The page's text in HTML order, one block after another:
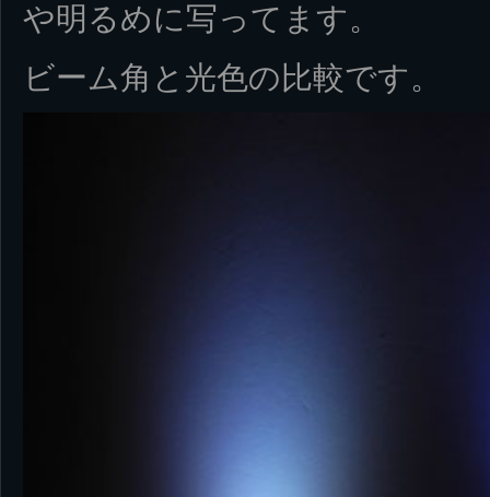
や明るめに写ってます。
ビーム角と光色の比較です。